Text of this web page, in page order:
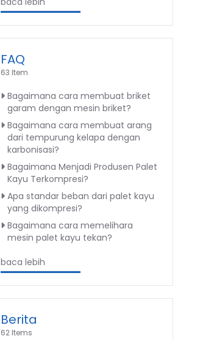
FAQ
63 Item
Bagaimana cara membuat briket
garam dengan mesin briket?
Bagaimana cara membuat arang
dari tempurung kelapa dengan
karbonisasi?
Bagaimana Menjadi Produsen Palet
Kayu Terkompresi?
Apa standar beban dari palet kayu
yang dikompresi?
Bagaimana cara memelihara
mesin palet kayu tekan?
baca lebih
Berita
62 Items